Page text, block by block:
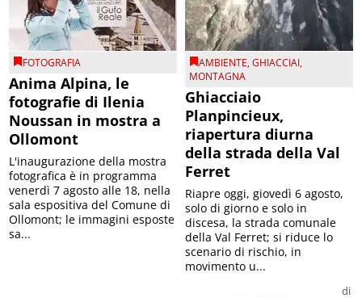
FOTOGRAFIA
Anima Alpina, le
fotografie di Ilenia
Noussan in mostra a
Ollomont
L'inaugurazione della mostra
fotografica è in programma
venerdì 7 agosto alle 18, nella
sala espositiva del Comune di
Ollomont; le immagini esposte
sa...
AMBIENTE,GHIACCIAI,
MONTAGNA
Ghiacciaio
Planpincieux,
riapertura diurna
della strada della Val
Ferret
di
Riapre oggi, giovedì 6 agosto,
solo di giorno e solo in
discesa, la strada comunale
della Val Ferret; si riduce lo
scenario di rischio, in
movimento u...